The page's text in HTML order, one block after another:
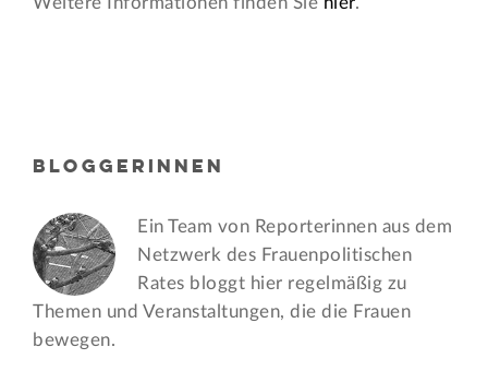
BLOGGERINNEN
Ein Team von Reporterinnen aus dem
Netzwerk des Frauen­politischen
Rates bloggt hier regelmäßig zu
Themen und Veran­staltungen, die die Frauen
bewegen.